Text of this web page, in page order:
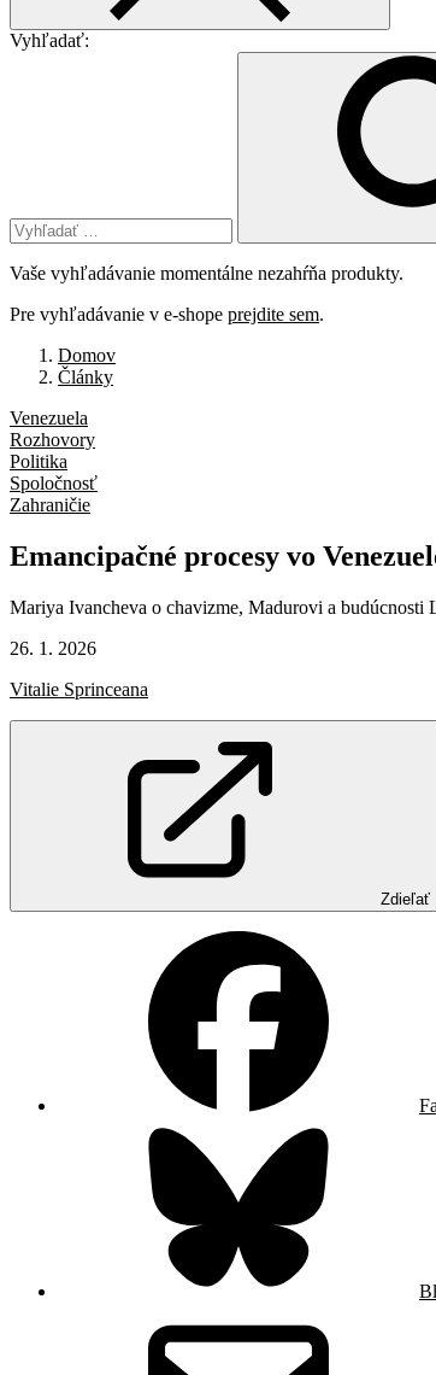
Vyhľadať:
Vaše vyhľadávanie momentálne nezahŕňa produkty.
Pre vyhľadávanie v e-shope prejdite sem.
Domov
Články
Venezuela
Rozhovory
Politika
Spoločnosť
Zahraničie
Emancipačné procesy vo
Mariya Ivancheva o chavizme, Madurovi a budúcnosti
26. 1. 2026
Vitalie Sprinceana
Zdieľať